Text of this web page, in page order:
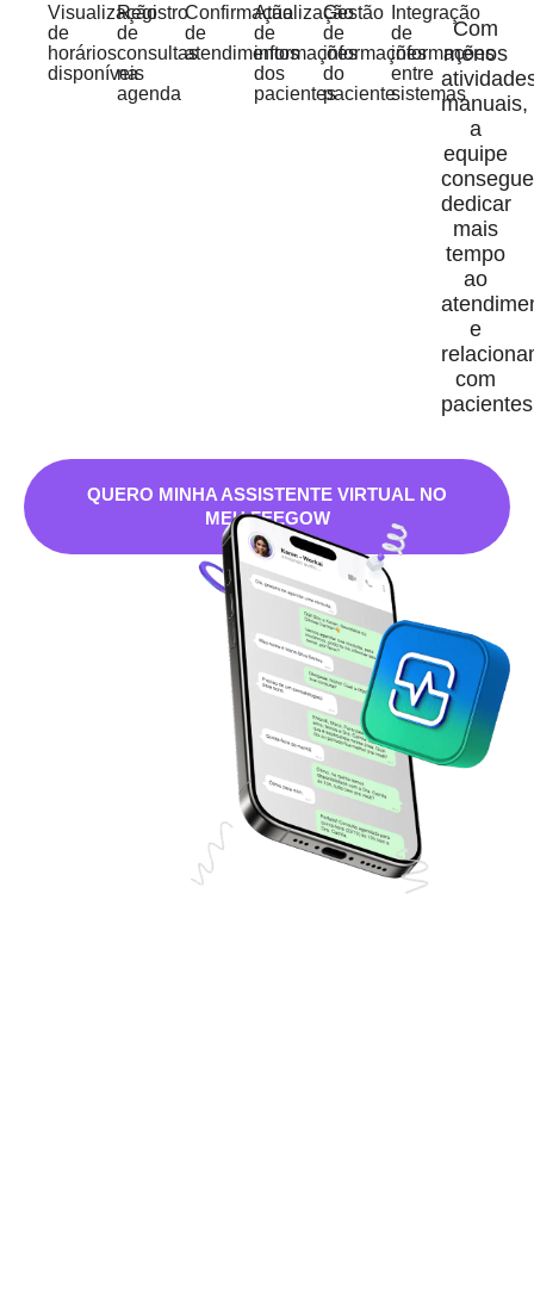
Visualização
de
horários
disponíveis
Registro
de
consultas
na
agenda
Confirmação
de
atendimentos
Atualização
de
informações
dos
pacientes
Gestão
de
informações
do
paciente
Integração
de
informações
entre
sistemas
Com
menos
manuais,
a
equipe
consegue
dedicar
mais
tempo
ao
e
com
QUERO MINHA ASSISTENTE VIRTUAL NO
MEU FEEGOW